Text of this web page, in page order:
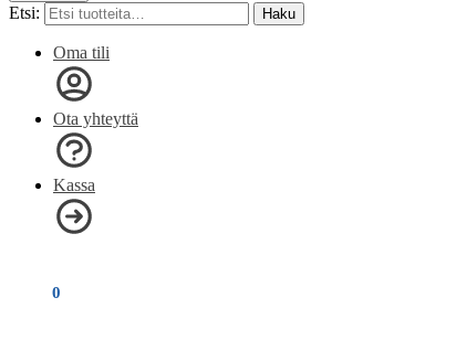
Etsi: Haku
Oma tili
Ota yhteyttä
Kassa
0